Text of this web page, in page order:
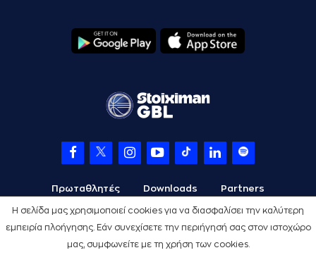
Η σελίδα μας χρησιμοποιεί cookies για να διασφαλίσει την καλύτερη
εμπειρία πλοήγησης. Εάν συνεχίσετε την περιήγησή σας στον ιστοχώρο
μας, συμφωνείτε με τη χρήση των cookies.
Πρωταθλητές Downloads Partners